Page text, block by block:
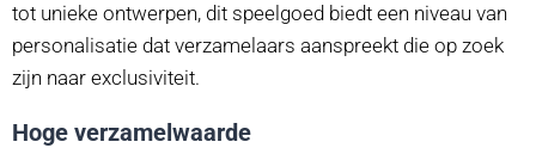
tot unieke ontwerpen, dit speelgoed biedt een niveau van
personalisatie dat verzamelaars aanspreekt die op zoek
zijn naar exclusiviteit.
Hoge verzamelwaarde